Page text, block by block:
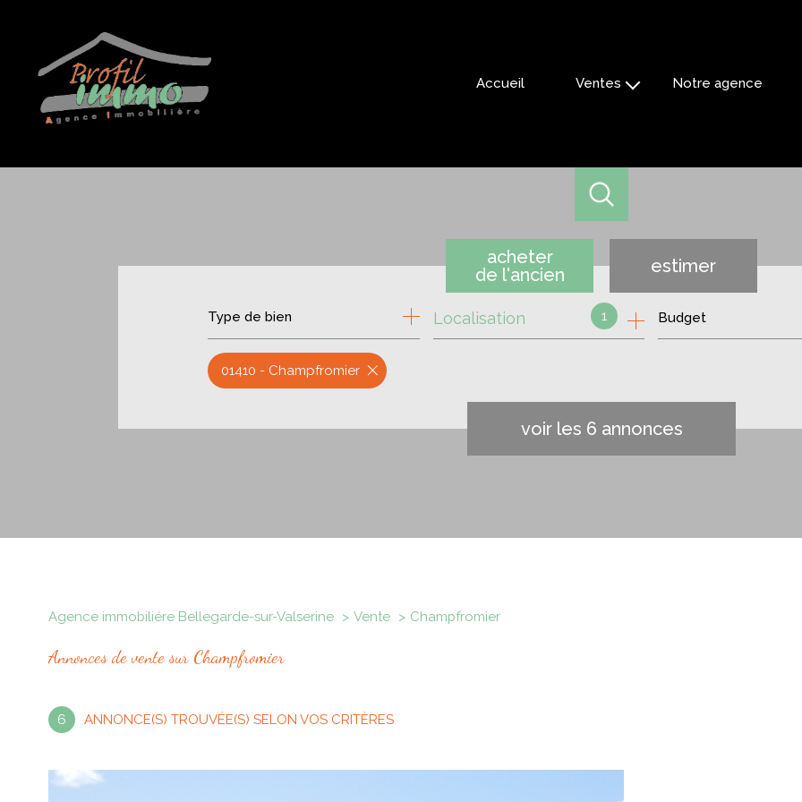
Accueil Ventes
villas
fermes
local commercial
Notre agence
acheter
de l'ancien
de l'ancien
estimer
Type de bien 1
Localisation Budget
voir les 6 annonces
01410 - Champfromier
Agence immobiliére Bellegarde-sur-Valserine Vente champfromier
Annonces de vente sur Champfromier
6 ANNONCE(S) TROUVÉE(S) SELON VOS CRITÈRES